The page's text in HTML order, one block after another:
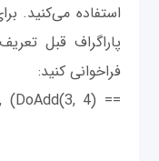
استفاده می‌کنید.
پاراگراف قبل
فراخوانی کنید:
4) ==